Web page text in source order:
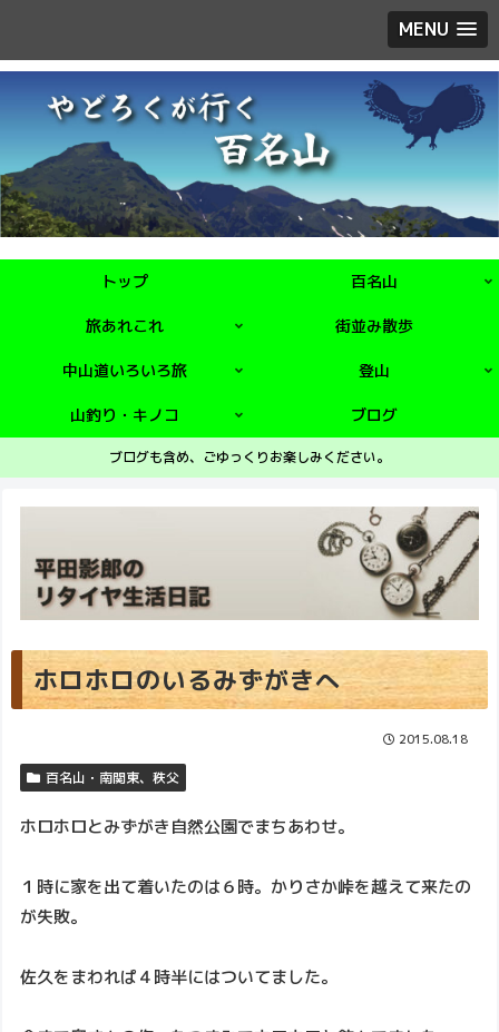
MENU
トップ 百名山
旅あれこれ 街並み散歩
中山道いろいろ旅 登山
山釣り・キノコ ブログ
ブログも含め、ごゆっくりお楽しみください。
ホロホロのいるみずがきへ
2015.08.18
百名山・南関東、秩父
ホロホロとみずがき自然公園でまちあわせ。
１時に家を出て着いたのは６時。かりさか峠を越えて来たの
が失敗。
佐久をまわれぱ４時半にはついてました。